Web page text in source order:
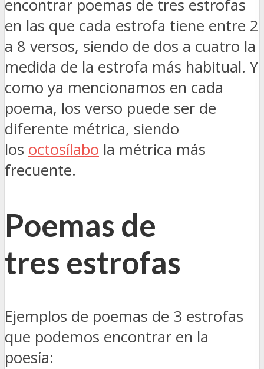
encontrar poemas de tres estrofas
en las que cada estrofa tiene entre 2
a 8 versos, siendo de dos a cuatro la
medida de la estrofa más habitual. Y
como ya mencionamos en cada
poema, los verso puede ser de
diferente métrica, siendo
los octosílabo la métrica más
frecuente.
Poemas de
tres estrofas
Ejemplos de poemas de 3 estrofas
que podemos encontrar en la
poesía: